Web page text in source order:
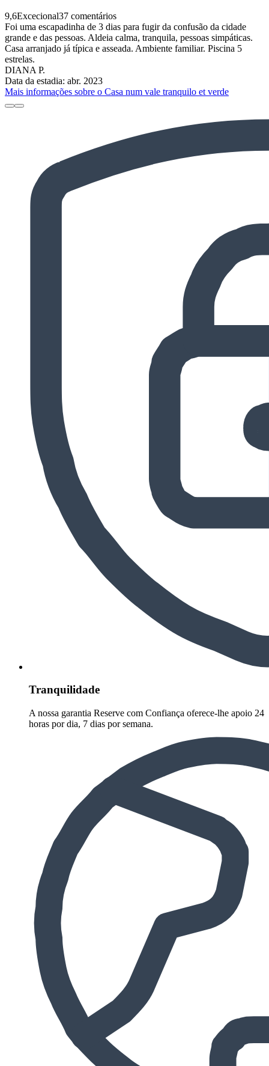
9,6Excecional37 comentários
Foi uma escapadinha de 3 dias para fugir da confusão da cidade
grande e das pessoas. Aldeia calma, tranquila, pessoas simpáticas.
Casa arranjado já típica e asseada. Ambiente familiar. Piscina 5
estrelas.
DIANA P.
Data da estadia: abr. 2023
Mais informações sobre o Casa num vale tranquilo et verde
Tranquilidade
A nossa garantia Reserve com Confiança oferece-lhe apoio 24
horas por dia, 7 dias por semana.